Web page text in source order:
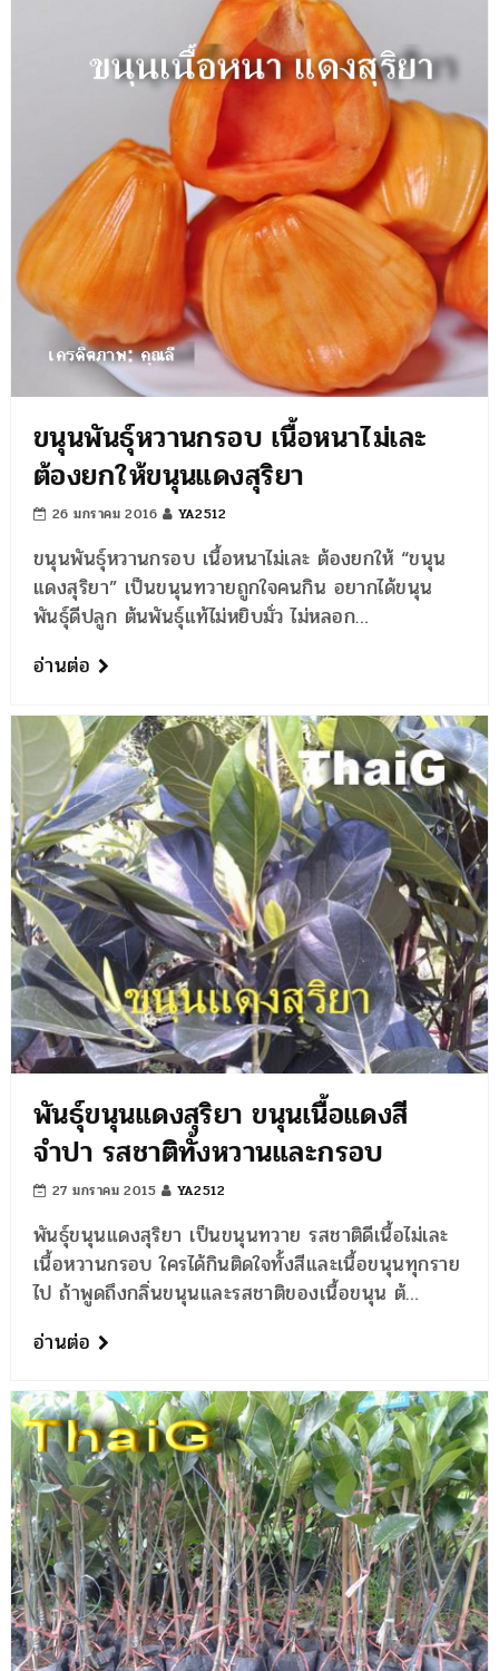
ขนุนพันธุ์หวานกรอบ เนื้อหนาไม่เละ
ต้องยกให้ขนุนแดงสุริยา
26 มกราคม 2016 YA2512
ขนุนพันธุ์หวานกรอบ เนื้อหนาไม่เละ ต้องยกให้ “ขนุน
แดงสุริยา” เป็นขนุนทวายถูกใจคนกิน อยากได้ขนุน
พันธุ์ดีปลูก ต้นพันธุ์แท้ไม่หยิบมั่ว ไม่หลอก…
อ่านต่อ
พันธุ์ขนุนแดงสุริยา ขนุนเนื้อแดงสี
จำปา รสชาติทั้งหวานและกรอบ
27 มกราคม 2015 YA2512
พันธุ์ขนุนแดงสุริยา เป็นขนุนทวาย รสชาติดีเนื้อไม่เละ
เนื้อหวานกรอบ ใครได้กินติดใจทั้งสีและเนื้อขนุนทุกราย
ไป ถ้าพูดถึงกลิ่นขนุนและรสชาติของเนื้อขนุน ต้…
อ่านต่อ